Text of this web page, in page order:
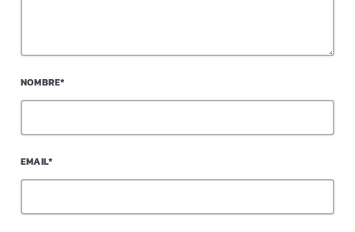
NOMBRE*
EMAIL*